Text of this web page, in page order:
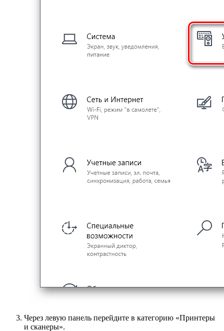
Через левую панель перейдите в категорию «Принтеры
и сканеры».